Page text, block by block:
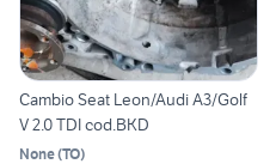
Cambio Seat Leon/Audi A3/Golf
V 2.0 TDI cod.BKD
None(TO)